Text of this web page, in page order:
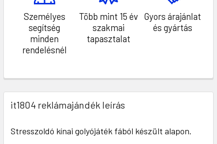
Személyes
segítség
minden
rendelésnél
Több mint 15 év
szakmai
tapasztalat
Gyors árajánlat
és gyártás
it1804 reklámajándék leírás
Stresszoldó kínai golyójáték fából készült alapon.